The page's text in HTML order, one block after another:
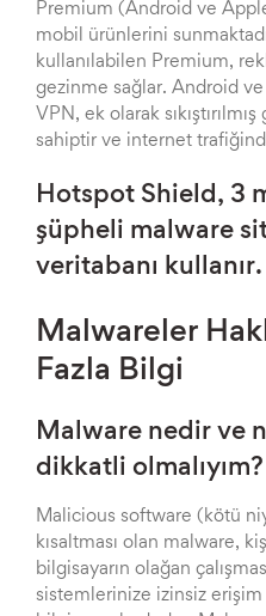
Premium (Android ve
mobil ürünlerini
kullanılabilen Premium,
gezinme sağlar. Android
VPN, ek olarak
sahiptir ve internet
Hotspot Shield, 3
şüpheli malware
veritabanı kullanır.
Malwareler
Fazla Bilgi
Malware nedir ve
dikkatli olmalıyım?
Malicious software (kötü
kısaltması olan malware,
bilgisayarın olağan
sistemlerinize izinsiz erişim